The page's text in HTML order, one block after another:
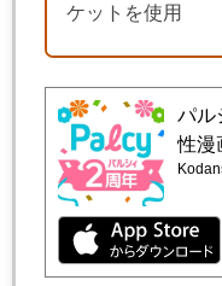
ケットを使用
パ
性漫